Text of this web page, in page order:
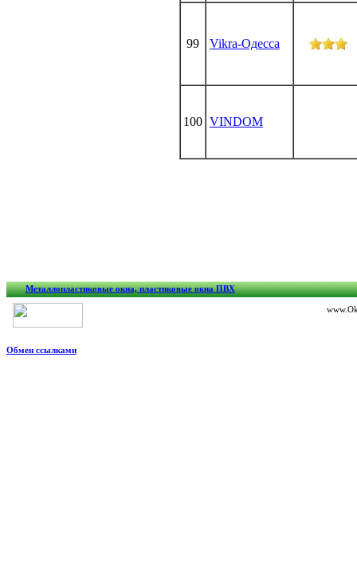
99 Vikra-Одесса
100 VINDOM
Металлопластиковые окна, пластиковые окна ПВХ
Обмен ссылками